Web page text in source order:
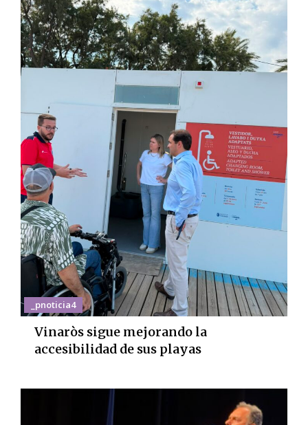
_pnoticia4
Vinaròs sigue mejorando la
accesibilidad de sus playas